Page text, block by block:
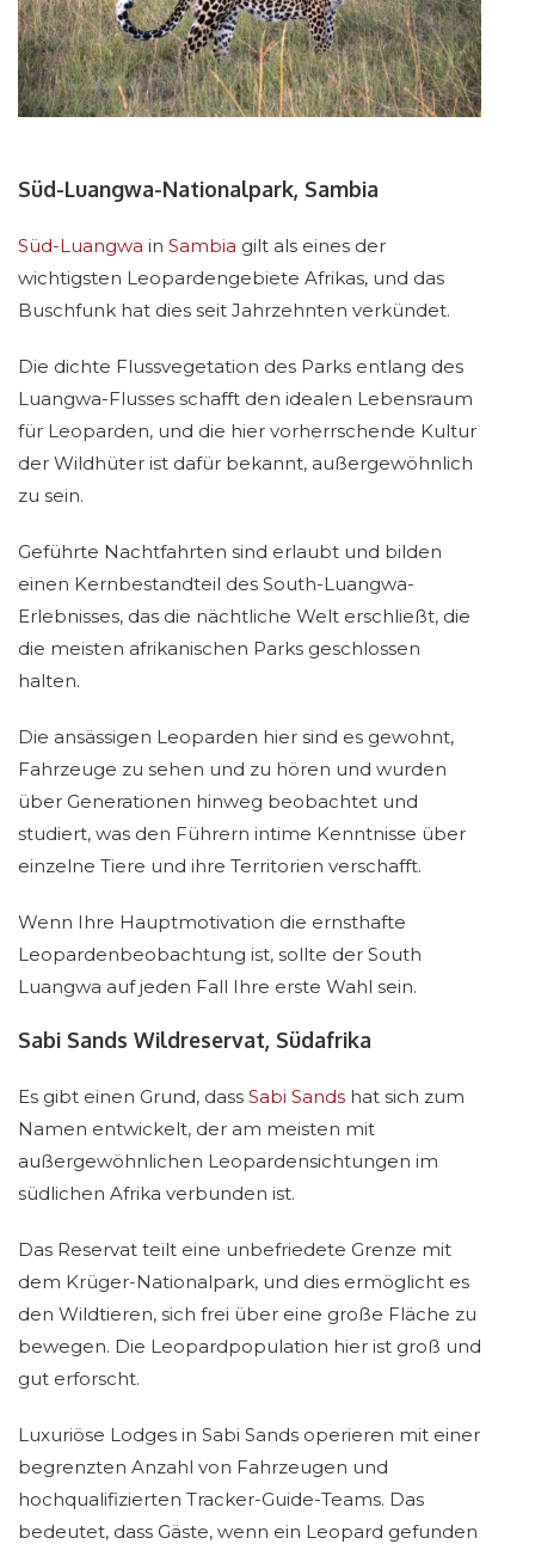
Süd-Luangwa-Nationalpark, Sambia
Süd-Luangwa in Sambia gilt als eines der
wichtigsten Leopardengebiete Afrikas, und das
Buschfunk hat dies seit Jahrzehnten verkündet.
Die dichte Flussvegetation des Parks entlang des
Luangwa-Flusses schafft den idealen Lebensraum
für Leoparden, und die hier vorherrschende Kultur
der Wildhüter ist dafür bekannt, außergewöhnlich
zu sein.
Geführte Nachtfahrten sind erlaubt und bilden
einen Kernbestandteil des South-Luangwa-
Erlebnisses, das die nächtliche Welt erschließt, die
die meisten afrikanischen Parks geschlossen
halten.
Die ansässigen Leoparden hier sind es gewohnt,
Fahrzeuge zu sehen und zu hören und wurden
über Generationen hinweg beobachtet und
studiert, was den Führern intime Kenntnisse über
einzelne Tiere und ihre Territorien verschafft.
Wenn Ihre Hauptmotivation die ernsthafte
Leopardenbeobachtung ist, sollte der South
Luangwa auf jeden Fall Ihre erste Wahl sein.
Sabi Sands Wildreservat, Südafrika
Es gibt einen Grund, dass Sabi Sands hat sich zum
Namen entwickelt, der am meisten mit
außergewöhnlichen Leopardensichtungen im
südlichen Afrika verbunden ist.
Das Reservat teilt eine unbefriedete Grenze mit
dem Krüger-Nationalpark, und dies ermöglicht es
den Wildtieren, sich frei über eine große Fläche zu
bewegen. Die Leopardpopulation hier ist groß und
gut erforscht.
Luxuriöse Lodges in Sabi Sands operieren mit einer
begrenzten Anzahl von Fahrzeugen und
hochqualifizierten Tracker-Guide-Teams. Das
bedeutet, dass Gäste, wenn ein Leopard gefunden